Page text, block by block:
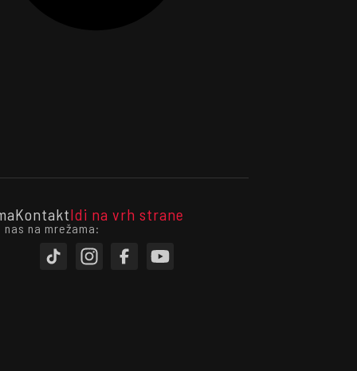
KontaktIdi na vrh strane
na mrežama: